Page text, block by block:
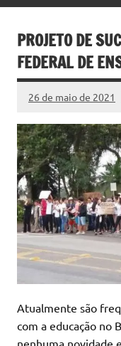
PROJETO DE
FEDERAL DE
26 de maio de 2021
Atualmente são
com a educação no
nenhuma novidade